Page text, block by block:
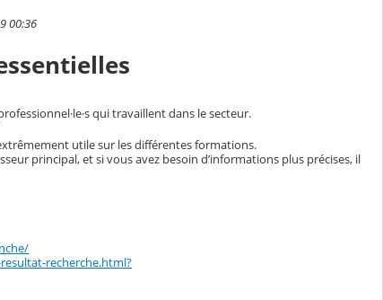
00:36
qui travaillent dans le secteur.
utile sur les différentes formations.
principal, et si vous avez besoin d’informations plus précises, il
recherche.html?